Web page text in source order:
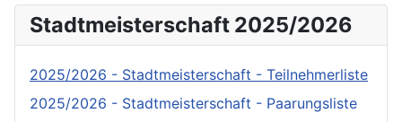
Stadtmeisterschaft 2025/2026
2025/2026 - Stadtmeisterschaft - Teilnehmerliste
2025/2026 - Stadtmeisterschaft - Paarungsliste